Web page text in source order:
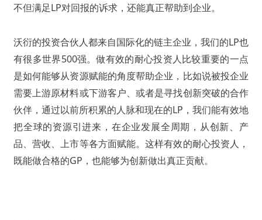
不但满足LP对回报的诉求，还能真正帮助到企业。
沃衍的投资合伙人都来自国际化的链主企业，我们的LP也
有很多世界500强。做有效的耐心投资人比较重要的一点
是如何能够从资源赋能的角度帮助企业，比如说被投企业
需要上游原材料或下游客户、或者是寻找创新突破的合作
伙伴，通过以前所积累的人脉和现在的LP，我们能有效地
把全球的资源引进来，在企业发展全周期，从创新、产
品、营收、上市等各方面赋能。这样有效的耐心投资人，
既能做合格的GP，也能够为创新做出真正贡献。